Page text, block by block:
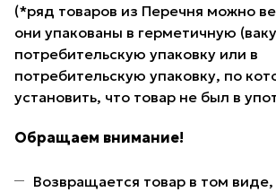
(*ряд товаров из Перечня можно
они упакованы в герметичную
потребительскую упаковку или в
потребительскую упаковку, по
установить, что товар не был в
Обращаем внимание!
Возвращается товар в том